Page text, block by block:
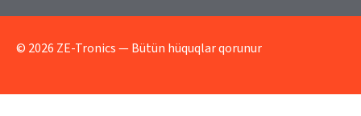
© 2026 ZE-Tronics — Bütün hüquqlar qorunur